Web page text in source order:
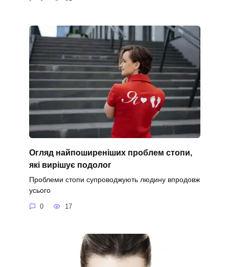
Огляд найпоширеніших проблем стопи,
які вирішує подолог
Проблеми стопи супроводжують людину впродовж
усього
0 17